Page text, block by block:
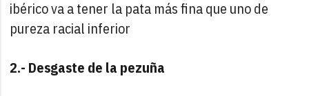
ibérico va a tener la pata más fina que uno de
pureza racial inferior
2.- Desgaste de la pezuña